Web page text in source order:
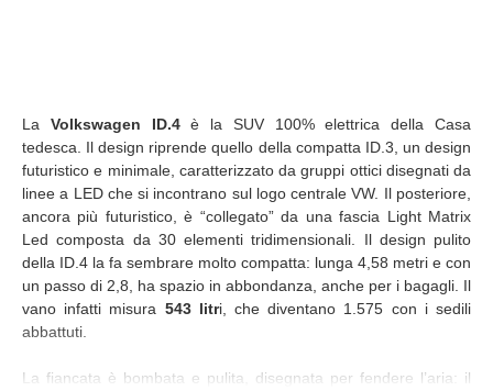
La Volkswagen ID.4è la SUV 100% elettrica della Casa
tedesca. Il design riprende quello della compatta ID.3, un design
futuristico e minimale, caratterizzato da gruppi ottici disegnati da
linee a LED che si incontrano sul logo centrale VW. Il posteriore,
ancora più futuristico, è “collegato” da una fascia Light Matrix
Led composta da 30 elementi tridimensionali. Il design pulito
della ID.4 la fa sembrare molto compatta: lunga 4,58 metri e con
un passo di 2,8, ha spazio in abbondanza, anche per i bagagli. Il
vano infatti misura 543 litri, che diventano 1.575 con i sedili
abbattuti.
La fiancata è bombata e pulita, disegnata per fendere l’aria: il